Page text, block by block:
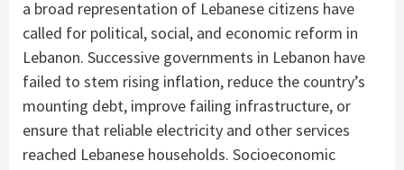
a broad representation of Lebanese citizens have
called for political, social, and economic reform in
Lebanon. Successive governments in Lebanon have
failed to stem rising inflation, reduce the country’s
mounting debt, improve failing infrastructure, or
ensure that reliable electricity and other services
reached Lebanese households. Socioeconomic